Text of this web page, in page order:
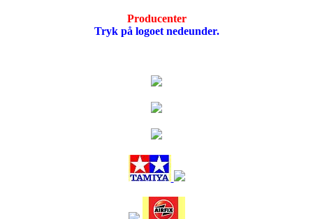
Producenter
Tryk på logoet nedeunder.